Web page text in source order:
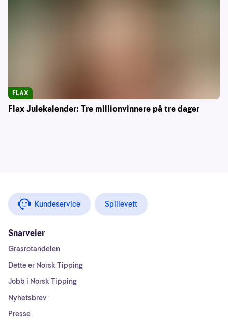
Flax Julekalender: Tre millionvinnere på tre dager
FLAX
Kundeservice Spillevett
Snarveier
Grasrotandelen
Dette er Norsk Tipping
Jobb i Norsk Tipping
Nyhetsbrev
Presse